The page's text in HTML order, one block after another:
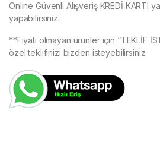
Online Güvenli Alışveriş KREDİ KARTI
yapabilirsiniz.
**Fiyatı olmayan ürünler için “TEKLİF
özel teklifinizi bizden isteyebilirsiniz.